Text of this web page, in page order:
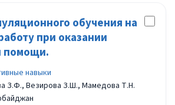
обучения на
при оказании
помощи.
навыки
З.Ф., Везирова З.Ш., Мамедова Т.Н.